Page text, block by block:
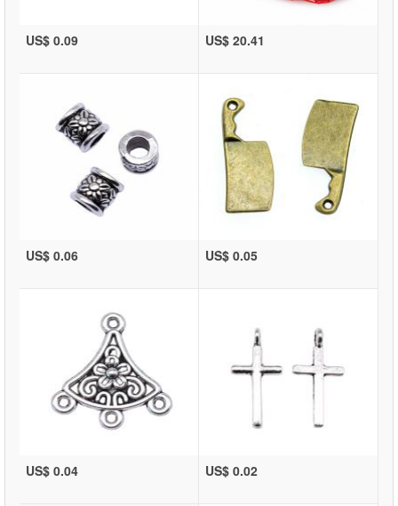
US$ 0.09 US$ 20.41
US$ 0.06 US$ 0.05
US$ 0.04 US$ 0.02